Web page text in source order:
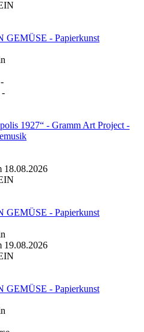
GEMÜSE - Papierkunst
1927“ - Gramm Art Project -
18.08.2026
GEMÜSE - Papierkunst
19.08.2026
GEMÜSE - Papierkunst